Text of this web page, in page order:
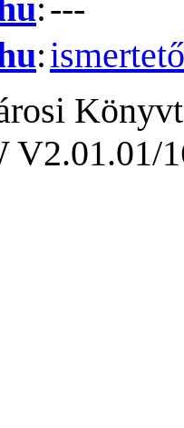
:---
:ismertető
V2.01.01/